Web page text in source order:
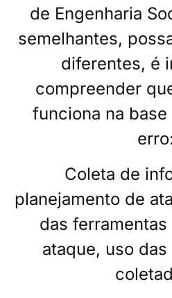
de Engenharia
semelhantes,
diferentes, é
compreender
funciona na
erro:
Coleta de
planejamento de
das
ataque, uso